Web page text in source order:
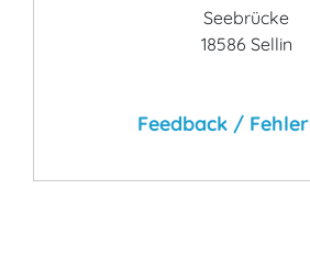
Seebrücke
18586 Sellin
Feedback /